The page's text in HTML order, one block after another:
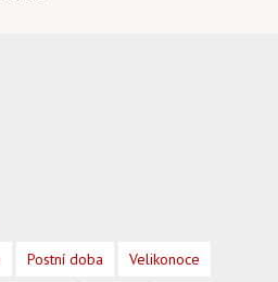
Postní doba Velikonoce